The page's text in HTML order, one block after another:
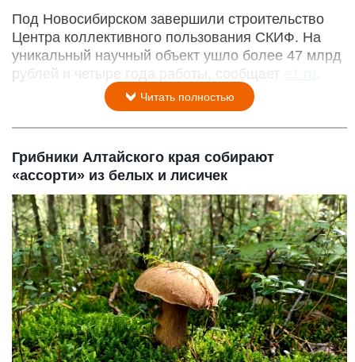
Под Новосибирском завершили строительство
Центра коллективного пользования СКИФ. На
уникальный научный объект ушло более 47 млрд
рублей и четыре года работы, сообщает
e1.ru
Читать полностью
Грибники Алтайского края собирают
«ассорти» из белых и лисичек